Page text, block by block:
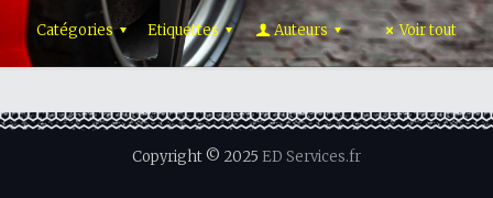
Catégories Etiquettes Auteurs Voir tout
Copyright © 2025 ED Services.fr